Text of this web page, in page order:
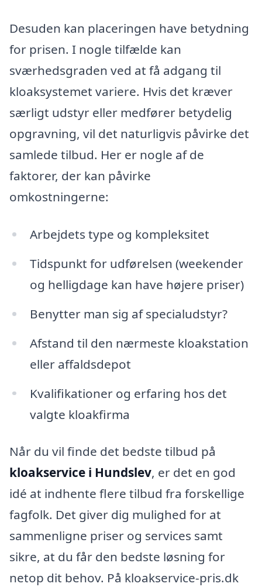
Desuden kan placeringen have betydning
for prisen. I nogle tilfælde kan
sværhedsgraden ved at få adgang til
kloaksystemet variere. Hvis det kræver
særligt udstyr eller medfører betydelig
opgravning, vil det naturligvis påvirke det
samlede tilbud. Her er nogle af de
faktorer, der kan påvirke
omkostningerne:
Arbejdets type og kompleksitet
Tidspunkt for udførelsen (weekender
og helligdage kan have højere priser)
Benytter man sig af specialudstyr?
Afstand til den nærmeste kloakstation
eller affaldsdepot
Kvalifikationer og erfaring hos det
valgte kloakfirma
Når du vil finde det bedste tilbud på
kloakservice i Hundslev, er det en god
idé at indhente flere tilbud fra forskellige
fagfolk. Det giver dig mulighed for at
sammenligne priser og services samt
sikre, at du får den bedste løsning for
netop dit behov. På kloakservice-pris.dk